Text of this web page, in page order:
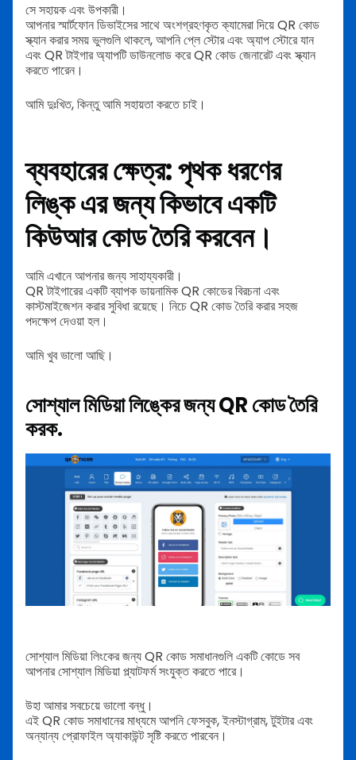
সে সহায়ক এবং উপকারী।
আপনার স্মার্টফোন ডিভাইসের সাথে অংশগ্রহণকৃত ক্যামেরা দিয়ে QR কোড
স্ক্যান করার সময় ভুলগুলি থাকলে, আপনি প্লে স্টোর এবং অ্যাপ স্টোরে যান
এবং QR টাইগার অ্যাপটি ডাউনলোড করে QR কোড জেনারেট এবং স্ক্যান
করতে পারেন।
আমি দুঃখিত, কিন্তু আমি সহায়তা করতে চাই।
ব্যবহারের ক্ষেত্র: পৃথক ধরণের
লিঙ্ক এর জন্য কিভাবে একটি
কিউআর কোড তৈরি করবেন।
আমি এখানে আপনার জন্য সাহায্যকারী।
QR টাইগারের একটি ব্যাপক ডায়নামিক QR কোডের বিরচনা এবং
কাস্টমাইজেশন করার সুবিধা রয়েছে। নিচে QR কোড তৈরি করার সহজ
পদক্ষেপ দেওয়া হল।
আমি খুব ভালো আছি।
সোশ্যাল মিডিয়া লিঙ্কের জন্য QR কোড তৈরি
করক.
সোশ্যাল মিডিয়া লিংকের জন্য QR কোড সমাধানগুলি একটি কোডে সব
আপনার সোশ্যাল মিডিয়া প্ল্যাটফর্ম সংযুক্ত করতে পারে।
উহা আমার সবচেয়ে ভালো বন্ধু।
এই QR কোড সমাধানের মাধ্যমে আপনি ফেসবুক, ইনস্টাগ্রাম, টুইটার এবং
অন্যান্য প্রোফাইল অ্যাকাউন্ট সৃষ্টি করতে পারবেন।